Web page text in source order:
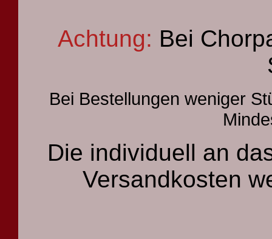
Achtung: Bei
Bei Bestellungen weniger
Die individuell an
Versandkosten